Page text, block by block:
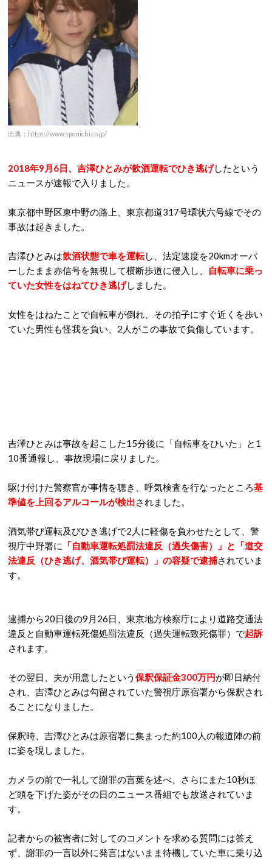
出典：https://www.sponichi.co.jp/
2018年9月6日、吉澤ひとみが飲酒運転でひき逃げしたという
ニュースが速報で入りました。
東京都中野区東中野の路上、東京都道317号環状六号線でその
事故は起きました。
吉澤ひとみは飲酒状態で車を運転し、法定速度を20kmオーバ
ーしたまま赤信号を無視して横断歩道に侵入し、
自転車に乗っ
ていた女性をはねてひき逃げしました。
女性をはねたことで自転車が倒れ、その拍子にすぐ近くを歩い
ていた男性も怪我を負い、2人がこの事故で負傷しています。
吉澤ひとみは事故を起こした15分後に「自転車をひいた」と1
10番通報し、事故現場に戻りました。
駆け付けた警察官が事情を聴き、呼気検査を行なったところ基
準値を上回るアルコールが検出されました。
酒気帯び運転及びひき逃げで2人に軽傷を負わせたとして、警
視庁中野署に
「自動車運転処罰法違反（過失傷害）」と「道交
法違反（ひき逃げ、酒気帯び運転）」の容疑で逮捕されていま
す。
逮捕から20日後の9月26日、東京地方検察庁により道路交通法
違反と自動車運転死傷処罰法違反（過失運転致死傷罪）で起訴
されます。
その翌日、夫が用意したという 保釈保証金300万円が即日納付
され、吉澤ひとみは勾留されていた警視庁原宿署から保釈され
ることになりました。
保釈時、吉澤ひとみは原宿署に集まった約100人の報道陣の前
に姿を現しました。
カメラの前で一礼して謝罪の言葉を述べ、さらにまた10秒ほ
ど頭を下げた姿がその日のニュース番組でも放送されていま
す。
記者からの被害者に対してのコメントを求める質問には答え
ず、謝罪の一言以外に発言はないまま待機していた車に乗り込